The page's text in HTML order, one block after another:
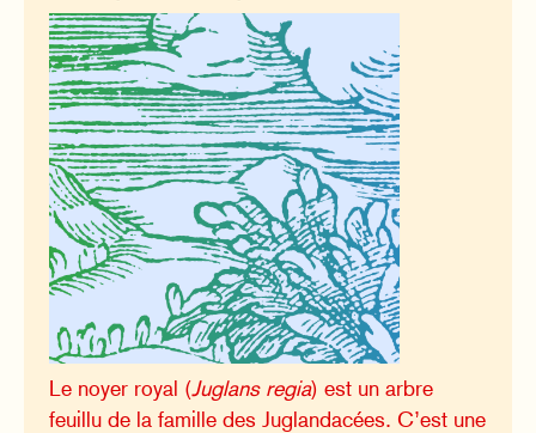
Le noyer royal (Juglans regia) est un arbre
feuillu de la famille des Juglandacées. C’est une